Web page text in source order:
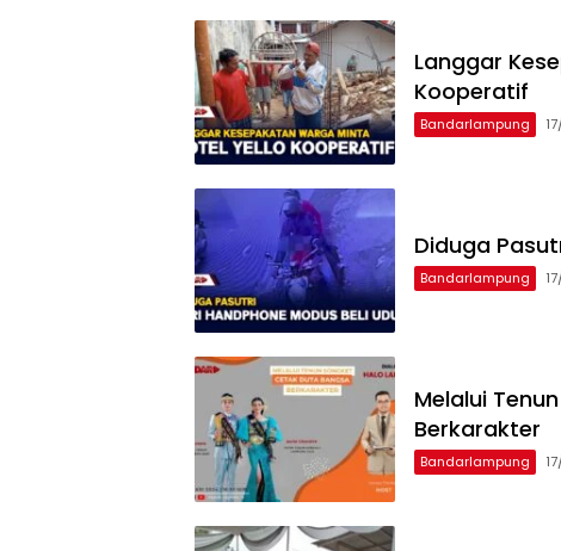
Langgar
Kooperatif
Bandarlampung
Diduga
Bandarlampung
Melalui
Berkarakter
Bandarlampung